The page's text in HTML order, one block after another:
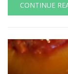
CONTINUE